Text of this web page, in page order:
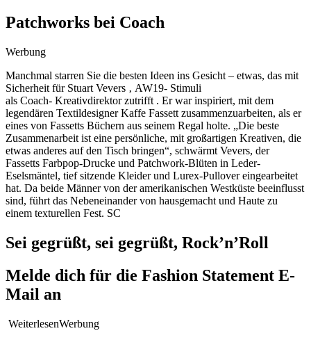
Patchworks bei Coach
Werbung
Manchmal starren Sie die besten Ideen ins Gesicht – etwas, das mit
Sicherheit für Stuart Vevers ‚ AW19- Stimuli
als Coach- Kreativdirektor zutrifft . Er war inspiriert, mit dem
legendären Textildesigner Kaffe Fassett zusammenzuarbeiten, als er
eines von Fassetts Büchern aus seinem Regal holte. „Die beste
Zusammenarbeit ist eine persönliche, mit großartigen Kreativen, die
etwas anderes auf den Tisch bringen“, schwärmt Vevers, der
Fassetts Farbpop-Drucke und Patchwork-Blüten in Leder-
Eselsmäntel, tief sitzende Kleider und Lurex-Pullover eingearbeitet
hat. Da beide Männer von der amerikanischen Westküste beeinflusst
sind, führt das Nebeneinander von hausgemacht und Haute zu
einem texturellen Fest. SC
Sei gegrüßt, sei gegrüßt, Rock’n’Roll
Melde dich für die Fashion Statement E-
Mail an
WeiterlesenWerbung